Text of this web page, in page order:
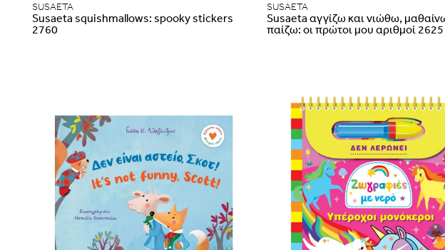
SUSAETA
Susaeta squishmallows: spooky stickers
2760
SUSAETA
Susaeta αγγίζω και νιώθω,
παίζω: οι πρώτοι μου αριθμοί 2625